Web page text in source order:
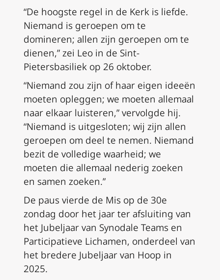
“De hoogste regel in de Kerk is liefde.
Niemand is geroepen om te
domineren; allen zijn geroepen om te
dienen,” zei Leo in de Sint-
Pietersbasiliek op 26 oktober.
“Niemand zou zijn of haar eigen ideeën
moeten opleggen; we moeten allemaal
naar elkaar luisteren,” vervolgde hij.
“Niemand is uitgesloten; wij zijn allen
geroepen om deel te nemen. Niemand
bezit de volledige waarheid; we
moeten die allemaal nederig zoeken
en samen zoeken.”
De paus vierde de Mis op de 30e
zondag door het jaar ter afsluiting van
het Jubeljaar van Synodale Teams en
Participatieve Lichamen, onderdeel van
het bredere Jubeljaar van Hoop in
2025.